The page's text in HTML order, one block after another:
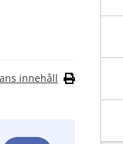
innehåll